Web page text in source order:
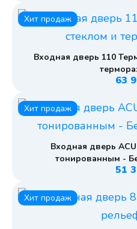
Хит продаж
Входная дверь 110
63
Хит продаж
Входная дверь
тонированным -
51
Хит продаж